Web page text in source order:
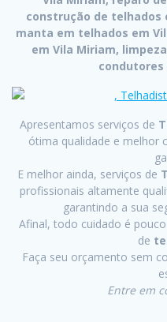
construção de telhados
manta em telhados em
em Vila Miriam,
condutores
Apresentamos serviços de
ótima qualidade e melhor
E melhor ainda, serviços de
profissionais altamente
garantindo a sua
Afinal, todo cuidado é
de
Faça seu orçamento sem
Entre em